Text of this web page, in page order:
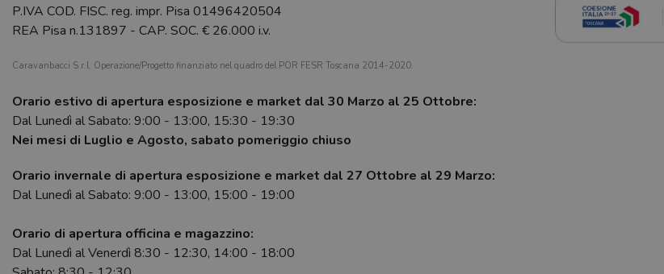
P.IVA COD. FISC. reg. impr. Pisa 01496420504
REA Pisa n.131897 - CAP. SOC. € 26.000 i.v.
Caravanbacci S.r.l. Operazione/Progetto finanziato nel quadro del POR FESR Toscana 2014-2020.
Orario estivo di apertura esposizione e market dal 30 Marzo al 25 Ottobre:
Dal Lunedì al Sabato: 9:00 - 13:00, 15:30 - 19:30
Nei mesi di Luglio e Agosto, sabato pomeriggio chiuso
Orario invernale di apertura esposizione e market dal 27 Ottobre al 29 Marzo:
Dal Lunedì al Sabato: 9:00 - 13:00, 15:00 - 19:00
Orario di apertura officina e magazzino:
Dal Lunedì al Venerdì 8:30 - 12:30, 14:00 - 18:00